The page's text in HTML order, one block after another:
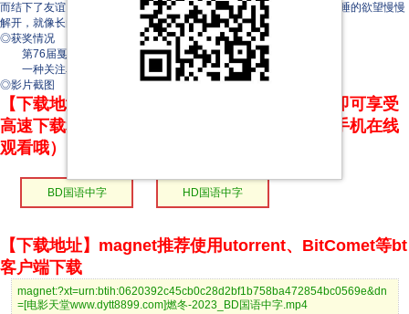
而结下了友谊。这次热烈的接触使他们面对自己的过去和秘密，他们沉睡的欲望慢慢
解开，就像长白山的风景和雪林一样。
◎获奖情况
第76届戛纳电影节(2023)
一种关注单元 一种关注大奖(提名) 陈哲艺
◎影片截图
【下载地址】本站专属下载器：点击下方链接 即可享受
高速下载和在线播放 专治迅雷无法下载（支持手机在线
观看哦）
BD国语中字 HD国语中字
【下载地址】magnet推荐使用utorrent、BitComet等bt
客户端下载
magnet:?xt=urn:btih:0620392c45cb0c28d2bf1b758ba472854bc0569e&dn
=[电影天堂www.dytt8899.com]燃冬-2023_BD国语中字.mp4